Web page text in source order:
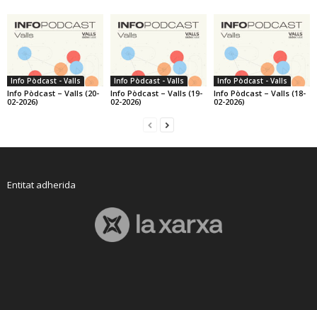
Info Pòdcast - Valls
Info Pòdcast – Valls (20-
02-2026)
Info Pòdcast - Valls
Info Pòdcast – Valls (19-
02-2026)
Info Pòdcast - Valls
Info Pòdcast – Valls (18-
02-2026)
Entitat adherida